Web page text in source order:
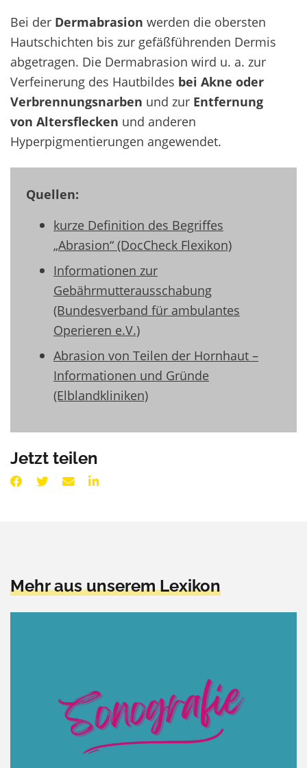
Bei der Dermabrasion werden die obersten
Hautschichten bis zur gefäßführenden Dermis
abgetragen. Die Dermabrasion wird u. a. zur
Verfeinerung des Hautbildes bei Akne oder
Verbrennungsnarben und zur Entfernung
von Altersflecken und anderen
Hyperpigmentierungen angewendet.
Quellen:
kurze Definition des Begriffes
„Abrasion“ (DocCheck Flexikon)
Informationen zur
Gebährmutterausschabung
(Bundesverband für ambulantes
Operieren e.V.)
Abrasion von Teilen der Hornhaut –
Informationen und Gründe
(Elblandkliniken)
Jetzt teilen
Mehr aus unserem Lexikon